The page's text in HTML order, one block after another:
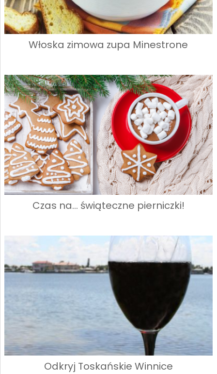
Włoska zimowa zupa Minestrone
Czas na… świąteczne pierniczki!
Odkryj Toskańskie Winnice